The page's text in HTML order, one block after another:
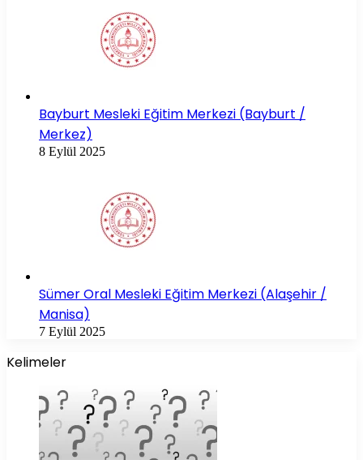
Bayburt Mesleki Eğitim Merkezi (Bayburt /
Merkez)
8 Eylül 2025
Sümer Oral Mesleki Eğitim Merkezi (Alaşehir /
Manisa)
7 Eylül 2025
Kelimeler